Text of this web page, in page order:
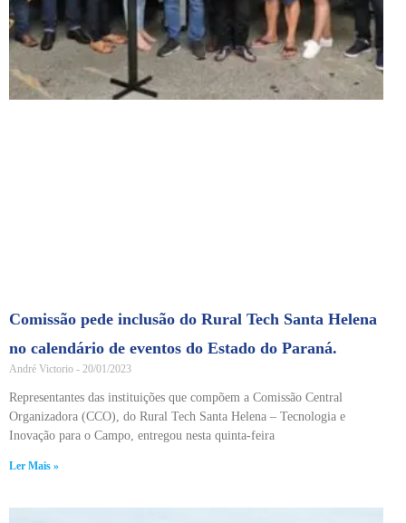
Comissão pede inclusão do Rural Tech Santa Helena
no calendário de eventos do Estado do Paraná.
André Victorio 20/01/2023
Representantes das instituições que compõem a Comissão Central
Organizadora (CCO), do Rural Tech Santa Helena – Tecnologia e
Inovação para o Campo, entregou nesta quinta-feira
Ler Mais »